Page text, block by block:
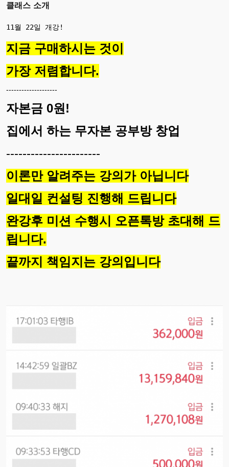
클래스 소개
지금 구매하시는 것이
가장 저렴합니다.
--------------------
자본금 0원!
집에서 하는 무자본 공부방 창업
-----------------------
이론만 알려주는 강의가 아닙니다
일대일 컨설팅 진행해 드립니다
완강후 미션 수행시 오픈톡방 초대해 드
립니다.
끝까지 책임지는 강의입니다